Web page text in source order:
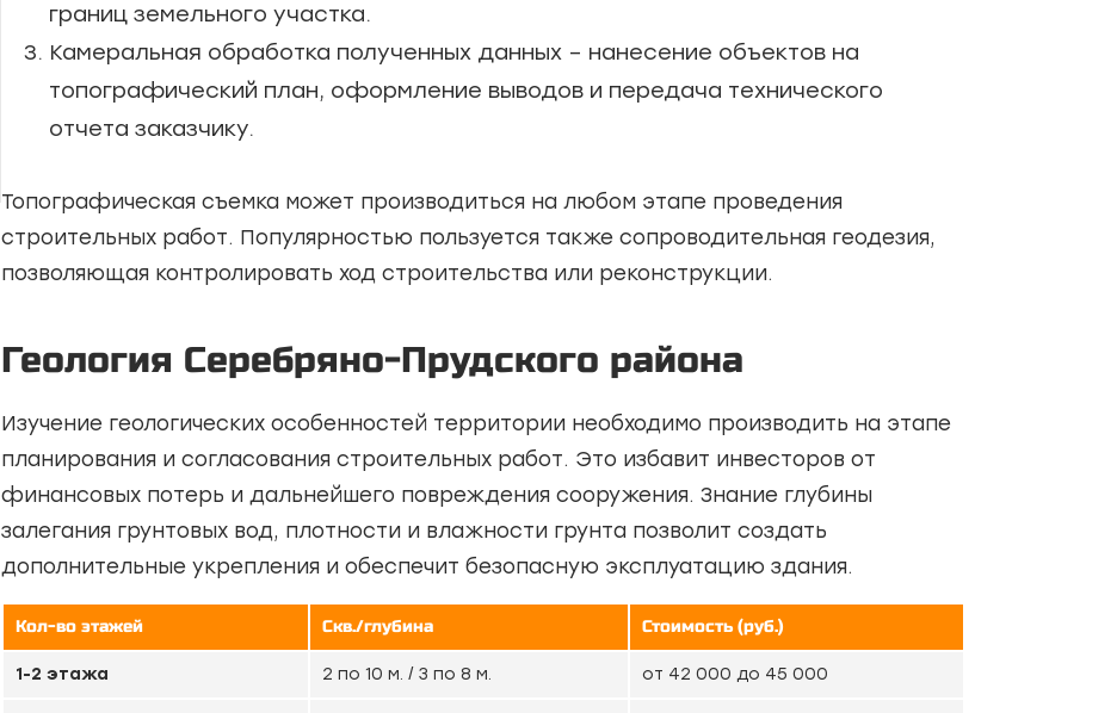
границ земельного участка.
Камеральная обработка полученных данных – нанесение объектов на
топографический план, оформление выводов и передача технического
отчета заказчику.
Топографическая съемка может производиться на любом этапе проведения
строительных работ. Популярностью пользуется также сопроводительная геодезия,
позволяющая контролировать ход строительства или реконструкции.
Геология Серебряно-Прудского района
Изучение геологических особенностей территории необходимо производить на этапе
планирования и согласования строительных работ. Это избавит инвесторов от
финансовых потерь и дальнейшего повреждения сооружения. Знание глубины
залегания грунтовых вод, плотности и влажности грунта позволит создать
дополнительные укрепления и обеспечит безопасную эксплуатацию здания.
Кол-во этажей Скв./глубина Стоимость (руб.)
1-2 этажа 2 по 10 м. / 3 по 8 м. от 42 000 до 45 000